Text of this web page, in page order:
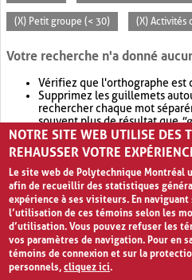
(X) Petit groupe (< 30) (X) Activités
Votre recherche n'a donné
Vérifiez que l'orthographe est
Supprimez les guillemets
rechercher chaque mot
souvent plus de résultat que
Envisagez d'élargir votre
retournera souvent plus de
NOTRE SITE WEB UTILISE DES
REHAUSSER VOTRE
Le site web de Polytechnique Montréal
afin de recueillir des statistiques
expérience à ses visiteurs. En
l’utilisation de ces témoins selon les
d’utilisation. Vous pouvez refuser les
vos paramètres de navigation. Pour en
témoins de connexion et sur la
personnels,cliquez ici.